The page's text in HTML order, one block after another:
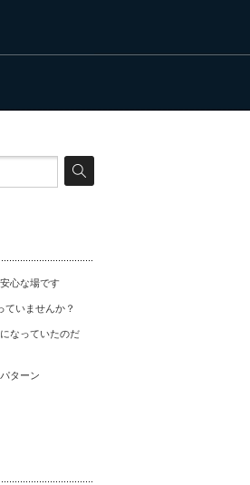
心な場です
ていませんか？
なっていたのだ
ターン